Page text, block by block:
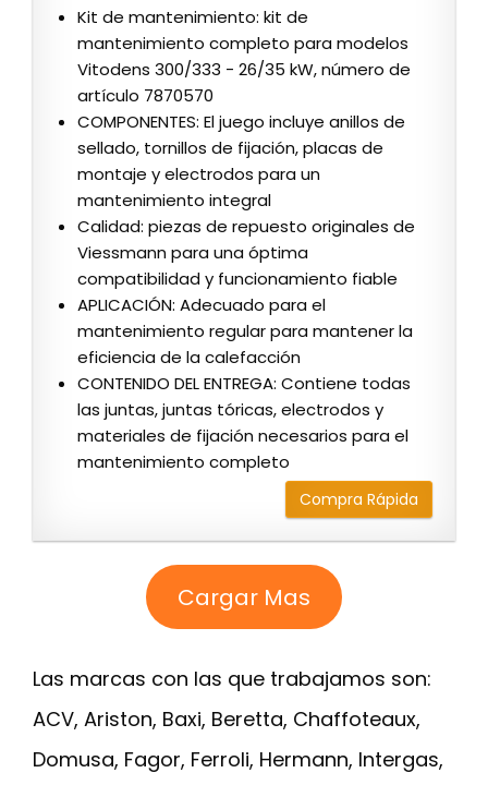
Kit de mantenimiento: kit de
mantenimiento completo para modelos
Vitodens 300/333 - 26/35 kW, número de
artículo 7870570
COMPONENTES: El juego incluye anillos de
sellado, tornillos de fijación, placas de
montaje y electrodos para un
mantenimiento integral
Calidad: piezas de repuesto originales de
Viessmann para una óptima
compatibilidad y funcionamiento fiable
APLICACIÓN: Adecuado para el
mantenimiento regular para mantener la
eficiencia de la calefacción
CONTENIDO DEL ENTREGA: Contiene todas
las juntas, juntas tóricas, electrodos y
materiales de fijación necesarios para el
mantenimiento completo
Compra Rápida
Cargar Mas
Las marcas con las que trabajamos son:
ACV, Ariston, Baxi, Beretta, Chaffoteaux,
Domusa, Fagor, Ferroli, Hermann, Intergas,